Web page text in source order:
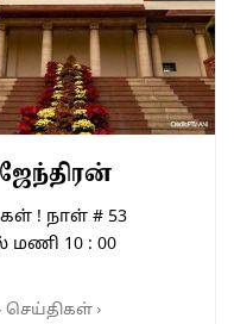
! நாள் # 53
மணி 10 : 00
· செய்திகள்›